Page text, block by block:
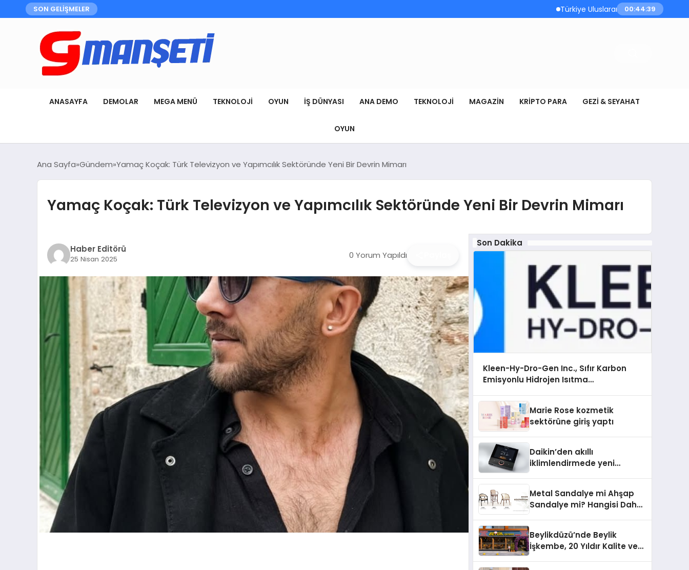
SON GELİŞMELER Türkiye Uluslararası Nükleer Bilim Olimpiyatı’na
00:44:41
ANASAYFA DEMOLAR MEGA MENÜ TEKNOLOJI OYUN İŞ DÜNYASI ANA DEMO TEKNOLOJI MAGAZIN KRIPTO PARA GEZI & SEYAHAT
OYUN
Ana Sayfa Gündem Yamaç Koçak: Türk Televizyon ve Yapımcılık Sektöründe Yeni Bir Devrin Mimarı
Yamaç Koçak: Türk Televizyon ve Yapımcılık Sektöründe Yeni Bir Devrin Mimarı
Haber Editörü
25 Nisan 2025 0 Yorum Yapıldı
Son Dakika
Kleen-Hy-Dro-Gen Inc., Sıfır Karbon
Emisyonlu Hidrojen Isıtma
Onaylarını Aldı
Marie Rose kozmetik
sektörüne giriş yaptı
Daikin’den akıllı
iklimlendirmede yeni
Metal Sandalye mi Ahşap
Sandalye mi? Hangisi Daha
Beylikdüzü’nde Beylik
İşkembe, 20 Yıldır Kalite ve